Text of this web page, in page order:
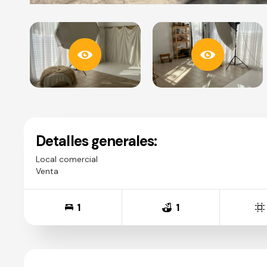
Detalles generales:
Local comercial
Venta
1 1